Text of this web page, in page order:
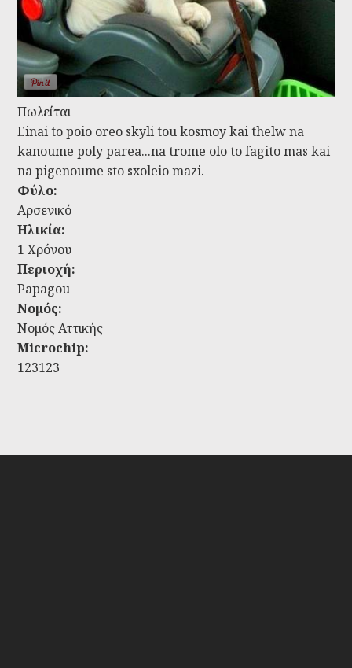
Πωλείται
Einai to poio oreo skyli tou kosmoy kai thelw na
kanoume poly parea...na trome olo to fagito mas kai
na pigenoume sto sxoleio mazi.
Φύλο:
Αρσενικό
Ηλικία:
1 Χρόνου
Περιοχή:
Papagou
Νομός:
Νομός Αττικής
Microchip:
123123